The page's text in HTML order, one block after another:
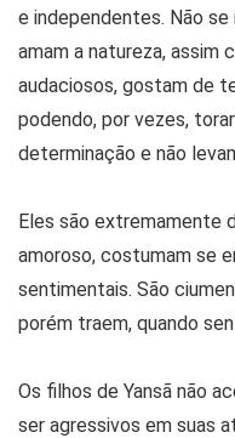
e independentes. Não
amam a natureza, assim
audaciosos, gostam de
podendo, por vezes,
determinação e não
Eles são extremamente
amoroso, costumam se
sentimentais. São
porém traem, quando
Os filhos de Yansã não
ser agressivos em suas